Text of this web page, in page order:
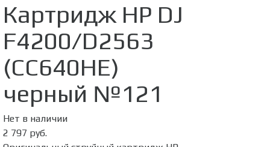
Картридж HP DJ
F4200/D2563
(CC640HE)
черный №121
Нет в наличии
2 797 руб.